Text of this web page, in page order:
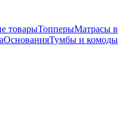
товарыТопперыМатрасы в
ОснованияТумбы и комоды